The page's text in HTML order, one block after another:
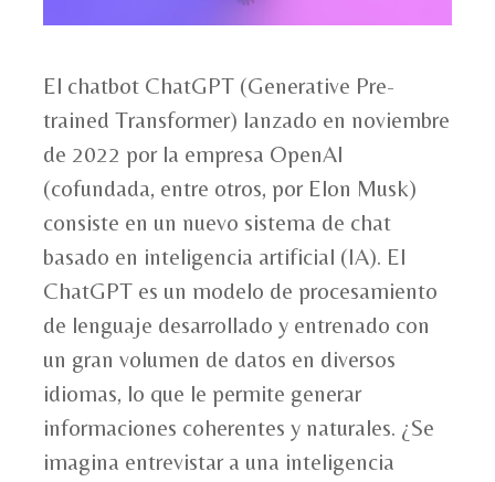
El chatbot ChatGPT (Generative Pre-
trained Transformer) lanzado en noviembre
de 2022 por la empresa OpenAI
(cofundada, entre otros, por Elon Musk)
consiste en un nuevo sistema de chat
basado en inteligencia artificial (IA). El
ChatGPT es un modelo de procesamiento
de lenguaje desarrollado y entrenado con
un gran volumen de datos en diversos
idiomas, lo que le permite generar
informaciones coherentes y naturales. ¿Se
imagina entrevistar a una inteligencia